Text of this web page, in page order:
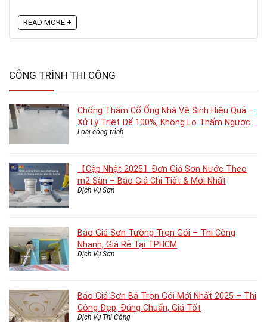
READ MORE +
CÔNG TRÌNH THI CÔNG
Chống Thấm Cổ Ống Nhà Vệ Sinh Hiệu Quả –
Xử Lý Triệt Để 100%, Không Lo Thấm Ngược
Loại công trình
【Cập Nhật 2025】Đơn Giá Sơn Nước Theo
m2 Sàn – Báo Giá Chi Tiết & Mới Nhất
Dịch Vụ Sơn
Báo Giá Sơn Tường Trọn Gói – Thi Công
Nhanh, Giá Rẻ Tại TPHCM
Dịch Vụ Sơn
Báo Giá Sơn Bả Trọn Gói Mới Nhất 2025 – Thi
Công Đẹp, Đúng Chuẩn, Giá Tốt
Dịch Vụ Thi Công